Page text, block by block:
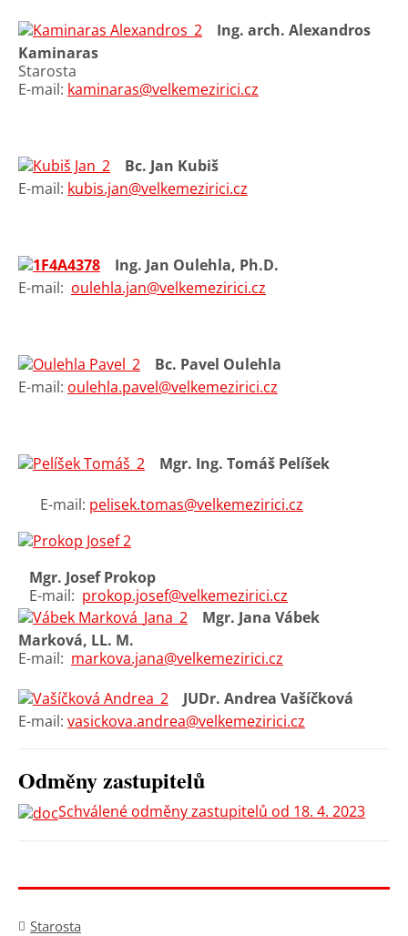
Ing. arch. Alexandros
Kaminaras
Starosta
E-mail: kaminaras@velkemezirici.cz
Bc. Jan Kubiš
E-mail: kubis.jan@velkemezirici.cz
Ing. Jan Oulehla, Ph.D.
E-mail: oulehla.jan@velkemezirici.cz
Bc. Pavel Oulehla
E-mail: oulehla.pavel@velkemezirici.cz
Mgr. Ing. Tomáš Pelíšek
E-mail: pelisek.tomas@velkemezirici.cz
Mgr. Josef Prokop
E-mail: prokop.josef@velkemezirici.cz
Mgr. Jana Vábek
Marková, LL. M.
E-mail: markova.jana@velkemezirici.cz
JUDr. Andrea Vašíčková
E-mail: vasickova.andrea@velkemezirici.cz
Odměny zastupitelů
Schválené odměny zastupitelů od 18. 4. 2023
Starosta